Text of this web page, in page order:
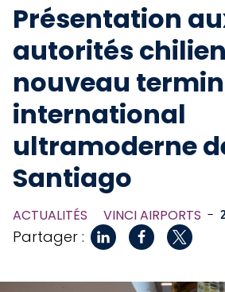
Présentation
autorités
nouveau
international
ultramoderne
Santiago
ACTUALITÉS VINCI AIRPORTS -
Partager :